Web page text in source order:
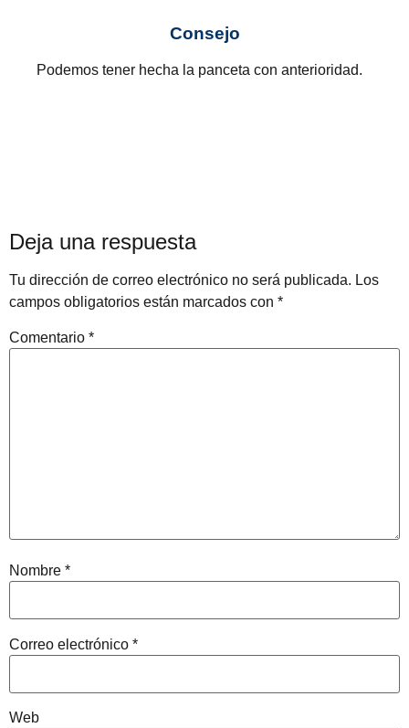
Consejo
Podemos tener hecha la panceta con anterioridad.
Deja una respuesta
Tu dirección de correo electrónico no será publicada. Los
campos obligatorios están marcados con *
Comentario *
Nombre *
Correo electrónico *
Web